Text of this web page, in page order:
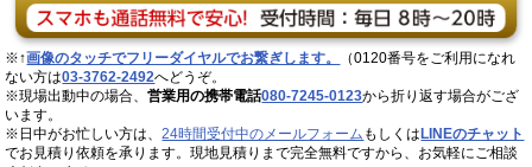
※↑画像のタッチでフリーダイヤルでお繋ぎします。
（0120番号をご利用になれ
ない方は03-3762-2492へどうぞ。
※現場出動中の場合、営業用の携帯電話080-7245-0123から折り返す場合がござ
います。
※日中がお忙しい方は、24時間受付中のメールフォーム もしくは LINEのチャット
でお見積り依頼を承ります。現地見積りまで完全無料ですから、お気軽にご相談